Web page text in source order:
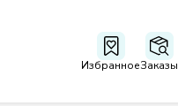
ИзбранноеЗаказы